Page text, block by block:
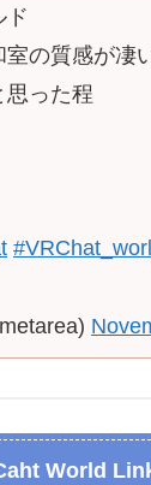
ド
の質感が凄
思った程
World